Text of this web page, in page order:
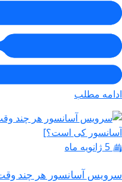
ادامه مطلب
سرویس آسانسور هر چند